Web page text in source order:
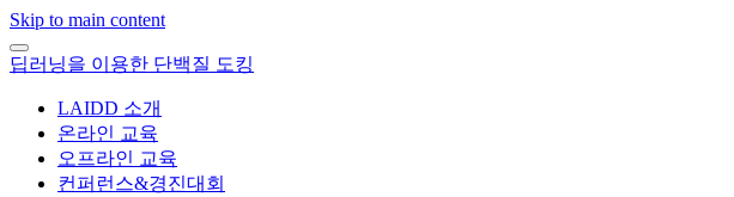
Skip to main content
딥러닝을 이용한 단백질 도킹
LAIDD 소개
온라인 교육
오프라인 교육
컨퍼런스&경진대회